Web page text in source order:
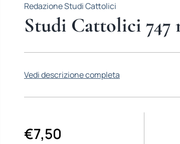
Redazione Studi Cattolici
Studi Cattolici 747
Vedi descrizione completa
€7,50